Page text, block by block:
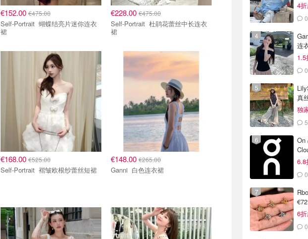
€152.00€475.00
Self-Portrait 蝴蝶结亮片迷你连衣
裙
€228.00 €475.00
Self-Portrait 杜鹃花蕾丝中长连衣
裙
€168.00€525.00
Self-Portrait 褶皱欧根纱蕾丝短裙
€148.00 €265.00
Ganni 白色连衣裙
4
€2640
连
0
真
独
5
On
6.8
0
6
0